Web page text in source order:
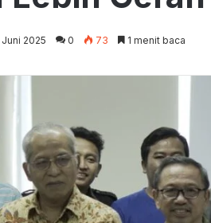
2025 0 73 1 menit baca